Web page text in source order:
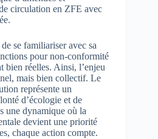
circulation en ZFE avec
se familiariser avec sa
pour non-conformité
bien réelles. Ainsi, l’enjeu
mais bien collectif. Le
représente un
d’écologie et de
une dynamique où la
devient une priorité
chaque action compte.